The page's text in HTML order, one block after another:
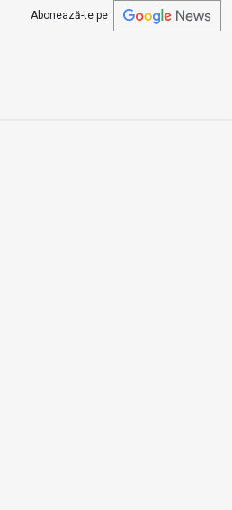
Abonează-te pe